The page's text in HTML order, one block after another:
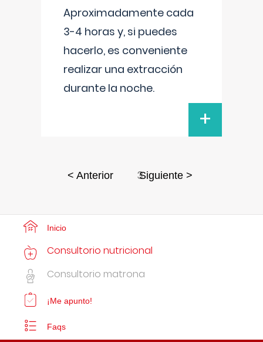
Aproximadamente cada
3-4 horas y, si puedes
hacerlo, es conveniente
realizar una extracción
durante la noche.
+
< Anterior 3Siguiente >
Inicio
Consultorio nutricional
Consultorio matrona
¡Me apunto!
Faqs